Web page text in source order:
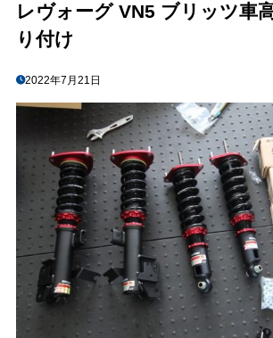
レヴォーグ VN5 ブリッツ車
り付け
2022年7月21日